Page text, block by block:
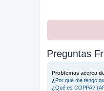
Preguntas
Problemas acerca
¿Por qué me tengo
¿Qué es COPPA?